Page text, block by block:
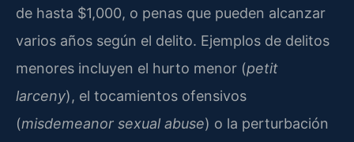
de hasta $1,000, o penas que pueden alcanzar
varios años según el delito. Ejemplos de delitos
menores incluyen el hurto menor (petit
larceny), el tocamientos ofensivos
(misdemeanor sexual abuse) o la perturbación